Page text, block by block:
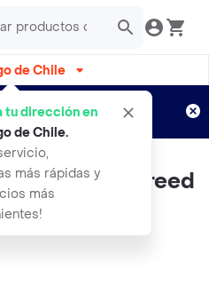
de Chile
tu dirección en
de Chile.
más rápidas y
más
semanas
Aplican TyC
Medium Breed